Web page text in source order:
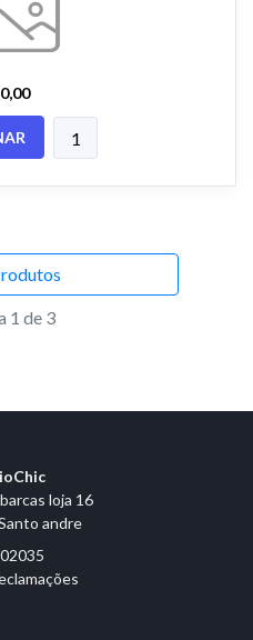
1 de 3
loja 16
andre